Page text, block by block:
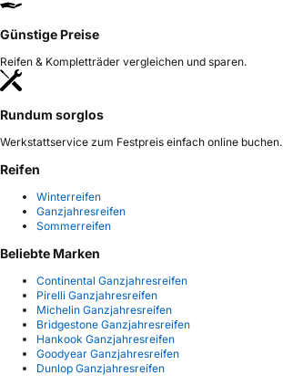
Günstige Preise
Reifen & Kompletträder vergleichen und sparen.
Rundum sorglos
Werkstattservice zum Festpreis einfach online buchen.
Reifen
Winterreifen
Ganzjahresreifen
Sommerreifen
Beliebte Marken
Continental Ganzjahresreifen
Pirelli Ganzjahresreifen
Michelin Ganzjahresreifen
Bridgestone Ganzjahresreifen
Hankook Ganzjahresreifen
Goodyear Ganzjahresreifen
Dunlop Ganzjahresreifen